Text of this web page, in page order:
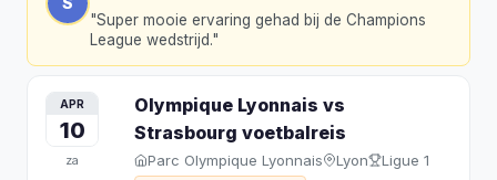
"Super mooie ervaring gehad bij de Champions
League wedstrijd."
APR
10
za
Olympique Lyonnais vs
Strasbourg voetbalreis
Parc Olympique Lyonnais Lyon Ligue 1